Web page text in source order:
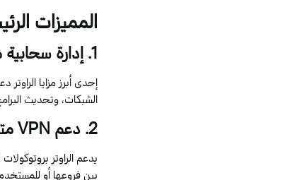
المميزات
1
.إدارةسحابية
إحدى أبرز مزايا الراوتر
الشبكات، وتحديث
2
.دعمVPN
يدعم الراوتر بروتوكولات
بين فروعها أو